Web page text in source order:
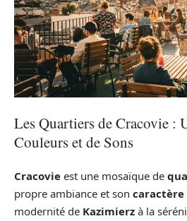
Les Quartiers de Cracovie :
Couleurs et de Sons
Cracovie est une mosaïque de
propre ambiance et son caractère
modernité de Kazimierz à la